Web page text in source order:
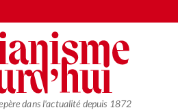
dans l'actualité depuis 1872